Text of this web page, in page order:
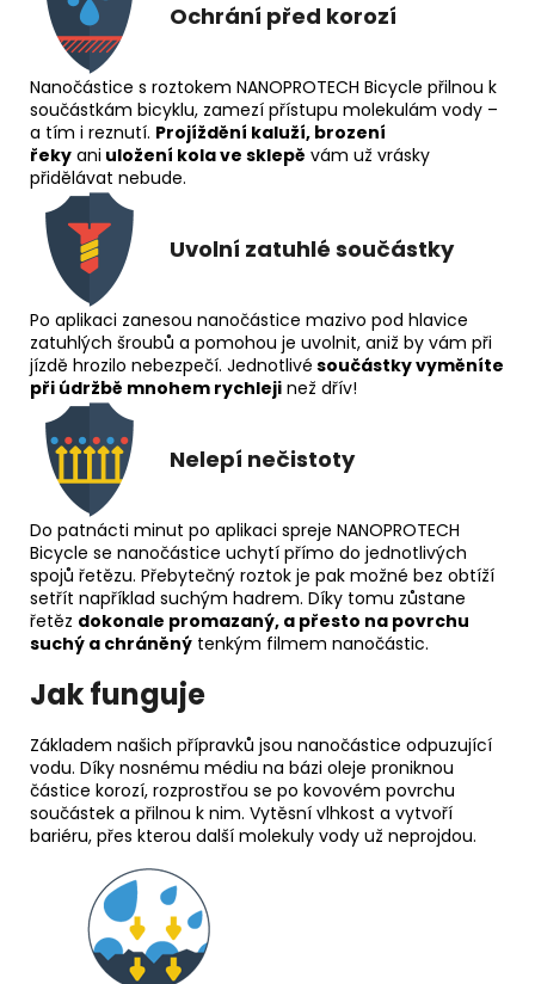
Ochrání před korozí
Nanočástice s roztokem NANOPROTECH Bicycle přilnou k
součástkám bicyklu, zamezí přístupu molekulám vody –
a tím i reznutí. Projíždění kaluží, brození
řeky ani uložení kola ve sklepě vám už vrásky
přidělávat nebude.
Uvolní zatuhlé součástky
Po aplikaci zanesou nanočástice mazivo pod hlavice
zatuhlých šroubů a pomohou je uvolnit, aniž by vám při
jízdě hrozilo nebezpečí. Jednotlivé součástky vyměníte
při údržbě mnohem rychleji než dřív!
Nelepí nečistoty
Do patnácti minut po aplikaci spreje NANOPROTECH
Bicycle se nanočástice uchytí přímo do jednotlivých
spojů řetězu. Přebytečný roztok je pak možné bez obtíží
setřít například suchým hadrem. Díky tomu zůstane
řetěz dokonale promazaný, a přesto na povrchu
suchý a chráněný tenkým filmem nanočástic.
Jak funguje
Základem našich přípravků jsou nanočástice odpuzující
vodu. Díky nosnému médiu na bázi oleje proniknou
částice korozí, rozprostřou se po kovovém povrchu
součástek a přilnou k nim. Vytěsní vlhkost a vytvoří
bariéru, přes kterou další molekuly vody už neprojdou.